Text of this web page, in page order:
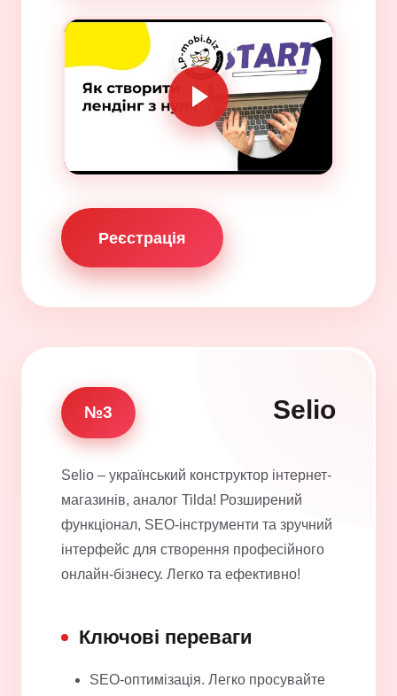
Реєстрація
№3 Selio
Selio – український конструктор інтернет-
магазинів, аналог Tilda! Розширений
функціонал, SEO-інструменти та зручний
інтерфейс для створення професійного
онлайн-бізнесу. Легко та ефективно!
Ключові переваги
SEO-оптимізація. Легко просувайте